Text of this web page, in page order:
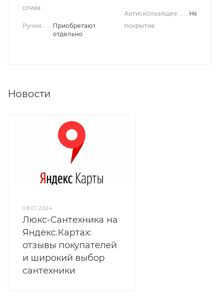
слива
Ручки
Приобретаются
отдельно
Антискользящее
покрытие
Нет
Новости
08.01.2024
Люкс-Сантехника на
Яндекс.Картах:
отзывы покупателей
и широкий выбор
сантехники